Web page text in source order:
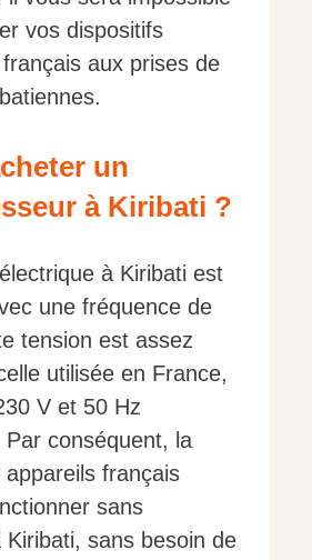
vos dispositifs
aux prises de
un
à Kiribati ?
à Kiribati est
une fréquence de
tension est assez
utilisée en France,
V et 50 Hz
conséquent, la
appareils français
sans
Kiribati, sans besoin de